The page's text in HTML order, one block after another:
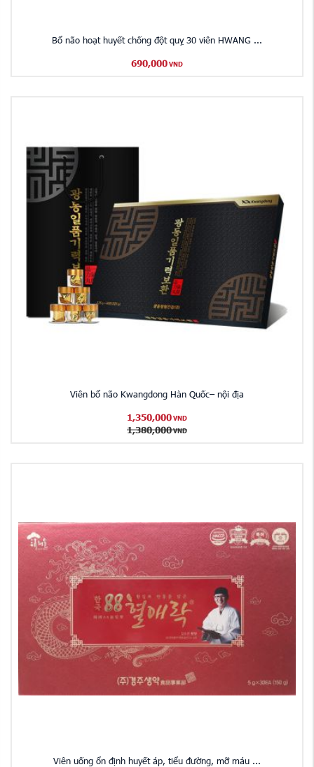
Bổ não hoạt huyết chống đột quỵ 30 viên HWANG ...
690,000 VND
Viên bổ não Kwangdong Hàn Quốc– nội địa
1,350,000 VND
1,380,000 VND
Viên uống ổn định huyết áp, tiểu đường, mỡ máu ...